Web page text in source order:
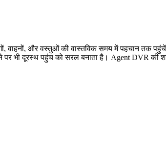
और वस्तुओं की वास्तविक समय में पहचान तक
भी दूरस्थ पहुंच को सरल बनाता है। Agent DVR की